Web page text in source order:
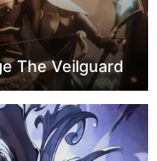
The Veilguard